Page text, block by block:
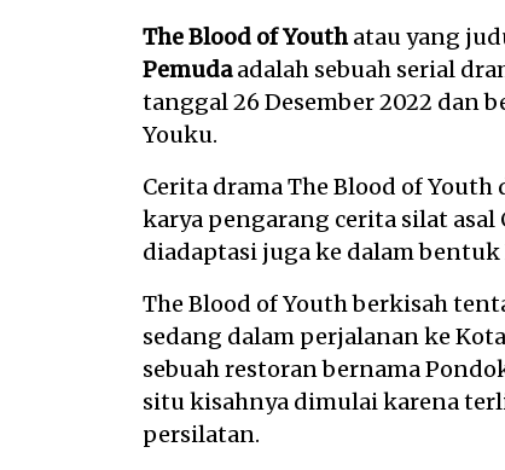
The Blood of Youthatau yang
Pemudaadalah sebuah serial
tanggal 26 Desember 2022 dan
Youku.
Cerita drama The Blood of
karya pengarang cerita silat asal
diadaptasi juga ke dalam
The Blood of Youth berkisah
sedang dalam perjalanan ke
sebuah restoran bernama
situ kisahnya dimulai karena
persilatan.